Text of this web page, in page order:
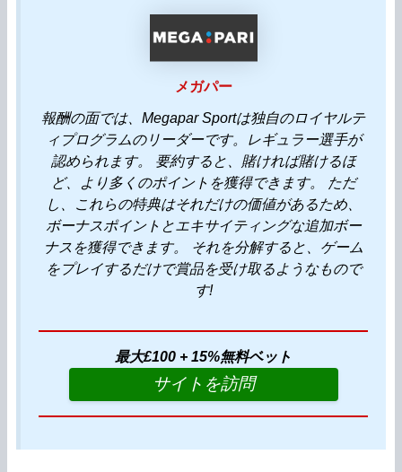
メガパー
報酬の面では、Megapar Sportは独自のロイヤルテ
ィプログラムのリーダーです。レギュラー選手が
認められます。 要約すると、賭ければ賭けるほ
ど、より多くのポイントを獲得できます。 ただ
し、これらの特典はそれだけの価値があるため、
ボーナスポイントとエキサイティングな追加ボー
ナスを獲得できます。 それを分解すると、ゲーム
をプレイするだけで賞品を受け取るようなもので
す!
最大£100 + 15%無料ベット
サイトを訪問